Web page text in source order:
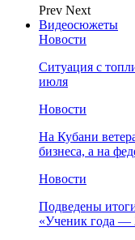
Prev Next
Видеосюжеты
Новости
Ситуация с
июля
Новости
На Кубани
бизнеса, а на
Новости
Подведены
«Ученик года —